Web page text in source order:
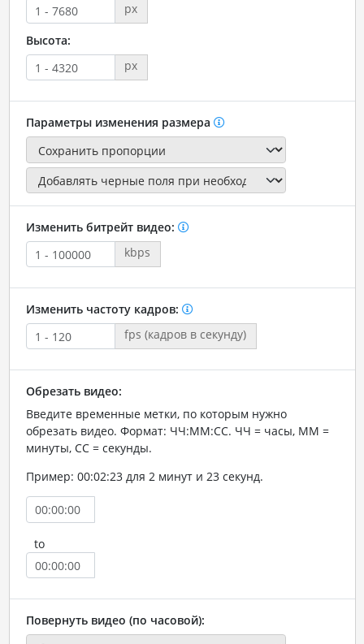
px
Высота:
px
Параметры изменения размера
Изменить битрейт видео:
kbps
Изменить частоту кадров:
fps (кадров в секунду)
Обрезать видео:
Введите временные метки, по которым нужно
обрезать видео. Формат: ЧЧ:ММ:СС. ЧЧ = часы, ММ =
минуты, СС = секунды.
Пример: 00:02:23 для 2 минут и 23 секунд.
to
Повернуть видео (по часовой):